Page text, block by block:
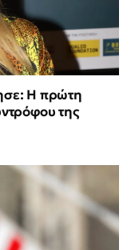
Η πρώτη
της